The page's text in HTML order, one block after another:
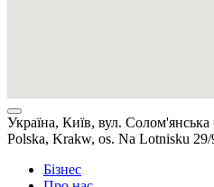
Україна, Київ, вул. Солом'янська
Polska, Krakw, os. Na Lotnisku 29/
Бізнес